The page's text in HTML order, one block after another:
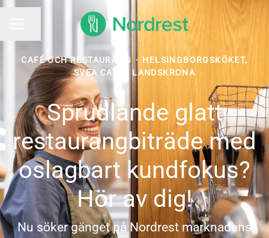
CAFÉ OCH RESTAURANG · HELSINGBORGSKÖKET,
SVEA CATER LANDSKRONA
Sprudlande glatt
restaurangbiträde med
oslagbart kundfokus?
Hör av dig!
Nu söker gänget på Nordrest marknadens